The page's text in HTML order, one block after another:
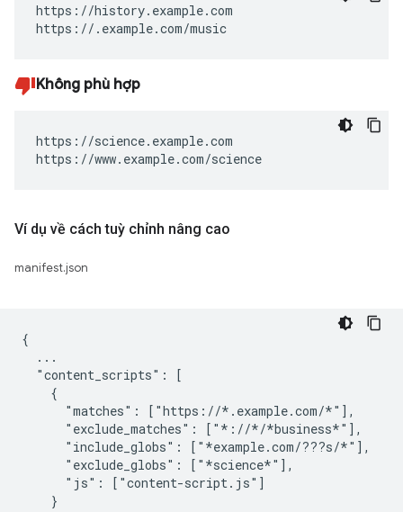
https://history.example.com
https://.example.com/music
Không phù hợp
https://science.example.com
https://www.example.com/science
Ví dụ về cách tuỳ chỉnh nâng cao
manifest.json
{
  ...
  "content_scripts": [
    {
      "matches": ["https://*.example.com/*"],
      "exclude_matches": ["*://*/*business*"],
      "include_globs": ["*example.com/???s/*"],
      "exclude_globs": ["*science*"],
      "js": ["content-script.js"]
    }